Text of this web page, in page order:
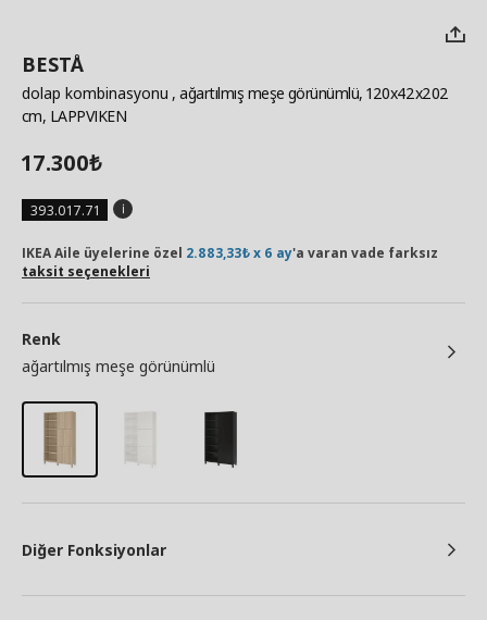
BESTÅ
dolap kombinasyonu , ağartılmış meşe görünümlü, 120x42x202
cm, LAPPVIKEN
17.300₺
393.017.71
IKEA Aile üyelerine özel 2.883,33₺ x 6 ay'a varan vade farksız
taksit seçenekleri
Renk
ağartılmış meşe görünümlü
Diğer Fonksiyonlar